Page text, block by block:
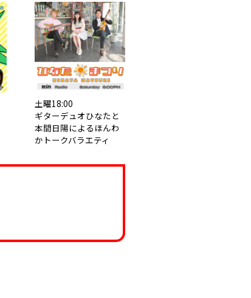
土曜18:00
ギターデュオひなたと
本間日陽によるほんわ
かトークバラエティ